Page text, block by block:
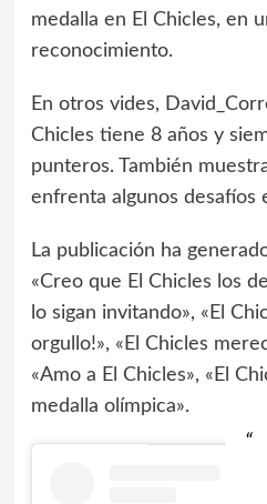
medalla en El Chicles, en
reconocimiento.
En otros vides,
Chicles tiene 8 años y
punteros. También
enfrenta algunos desafíos
La publicación ha
«Creo que El Chicles los
lo sigan invitando», «El
orgullo!», «El Chicles
«Amo a El Chicles», «El
medalla olímpica».